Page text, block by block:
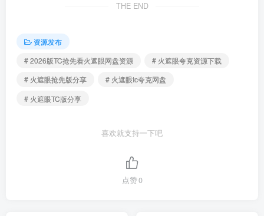
THE END
资源发布
# 2026版TC抢先看火遮眼网盘资源
# 火遮眼夸克资源下载
# 火遮眼抢先版分享
# 火遮眼tc夸克网盘
# 火遮眼TC版分享
喜欢就支持一下吧
点赞0